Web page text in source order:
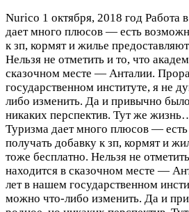
Nurico 1 октября, 2018 год Работа
дает много плюсов — есть
к зп, кормят и жилье
Нельзя не отметить и то, что
сказочном месте — Анталии.
государственном институте, я не
либо изменить. Да и привычно
никаких перспектив. Тут же
Туризма дает много плюсов —
получать добавку к зп, кормят и
тоже бесплатно. Нельзя не
находится в сказочном месте —
лет в нашем государственном
можно что-либо изменить. Да и